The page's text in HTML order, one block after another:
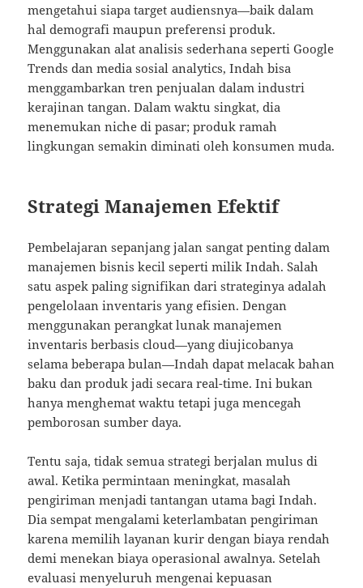
mengetahui siapa target audiensnya—baik dalam
hal demografi maupun preferensi produk.
Menggunakan alat analisis sederhana seperti Google
Trends dan media sosial analytics, Indah bisa
menggambarkan tren penjualan dalam industri
kerajinan tangan. Dalam waktu singkat, dia
menemukan niche di pasar; produk ramah
lingkungan semakin diminati oleh konsumen muda.
Strategi Manajemen Efektif
Pembelajaran sepanjang jalan sangat penting dalam
manajemen bisnis kecil seperti milik Indah. Salah
satu aspek paling signifikan dari strateginya adalah
pengelolaan inventaris yang efisien. Dengan
menggunakan perangkat lunak manajemen
inventaris berbasis cloud—yang diujicobanya
selama beberapa bulan—Indah dapat melacak bahan
baku dan produk jadi secara real-time. Ini bukan
hanya menghemat waktu tetapi juga mencegah
pemborosan sumber daya.
Tentu saja, tidak semua strategi berjalan mulus di
awal. Ketika permintaan meningkat, masalah
pengiriman menjadi tantangan utama bagi Indah.
Dia sempat mengalami keterlambatan pengiriman
karena memilih layanan kurir dengan biaya rendah
demi menekan biaya operasional awalnya. Setelah
evaluasi menyeluruh mengenai kepuasan